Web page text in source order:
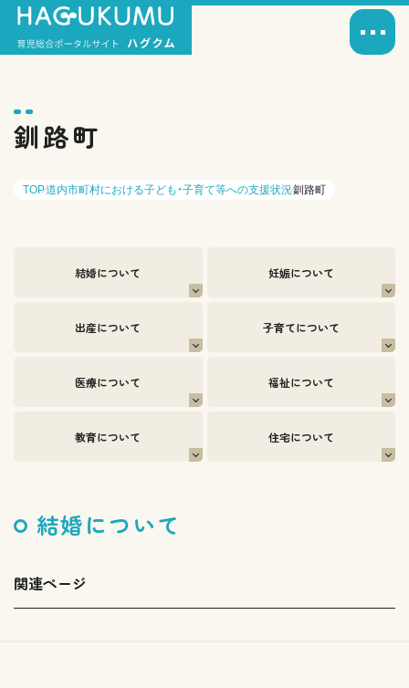
釧路町
TOP道内市町村における子ども・子育て等への支援状況釧路町
結婚について 妊娠について
出産について 子育てについて
医療について 福祉について
教育について 住宅について
結婚について
関連ページ